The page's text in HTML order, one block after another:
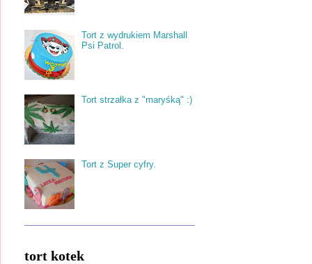
Tort z wydrukiem Marshall
Psi Patrol.
Tort strzałka z "maryśką" :)
Tort z Super cyfry.
tort kotek